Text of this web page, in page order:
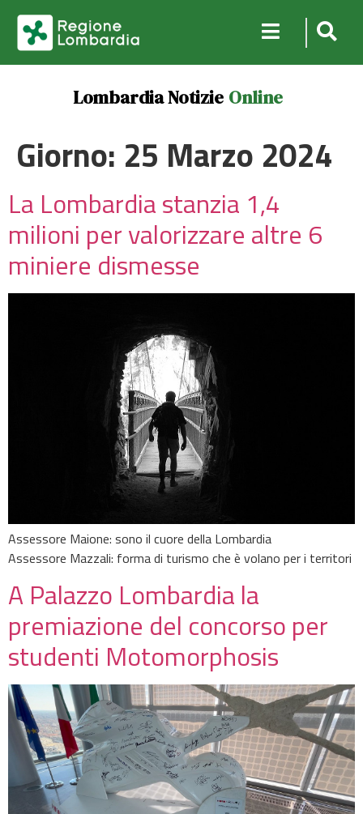
Lombardia Notizie Online
Giorno: 25 Marzo 2024
La Lombardia stanzia 1,4
milioni per valorizzare altre 6
miniere dismesse
Assessore Maione: sono il cuore della Lombardia
Assessore Mazzali: forma di turismo che è volano per i territori
A Palazzo Lombardia la
premiazione del concorso per
studenti Motomorphosis